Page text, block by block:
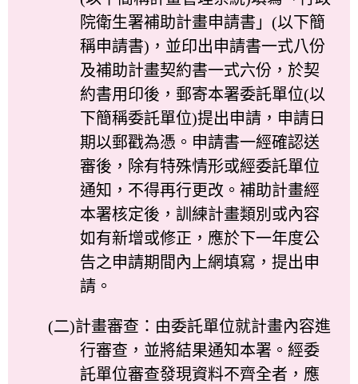
院衛生署補助計畫申請書」(以下簡
稱申請書)，並印出申請書一式八份
及補助計畫契約書一式六份，於契
約書用印後，郵寄本署委託單位(以
下簡稱委託單位)提出申請，申請日
期以郵戳為憑。申請書一經確認送
審後，除有特殊情形或經委託單位
通知，不得再行更改。補助計畫經
本署核定後，訓練計畫類別或內容
如有新增或修正，應於下一年度公
告之申請期間內上網填寫，提出申
請。
(二)計畫審查：由委託單位就計畫內容進
行審查，並將結果通知本署。經委
託單位審查發現資料不齊全者，應